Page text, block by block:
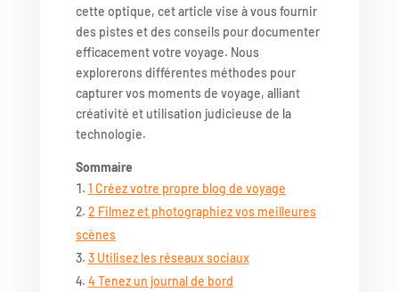
cette optique, cet article vise à vous fournir
des pistes et des conseils pour documenter
efficacement votre voyage. Nous
explorerons différentes méthodes pour
capturer vos moments de voyage, alliant
créativité et utilisation judicieuse de la
technologie.
Sommaire
1 Créez votre propre blog de voyage
2 Filmez et photographiez vos meilleures
scènes
3 Utilisez les réseaux sociaux
4Tenez un journal de bord